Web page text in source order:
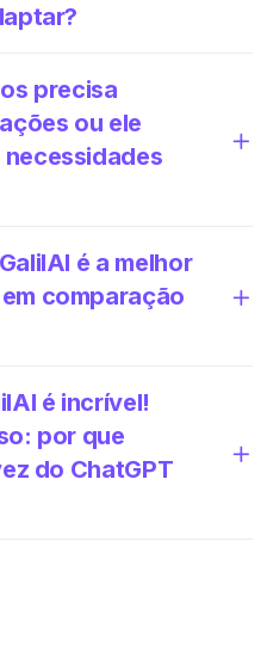
precisa
ou ele
é a melhor
comparação
é incrível!
por que
do ChatGPT